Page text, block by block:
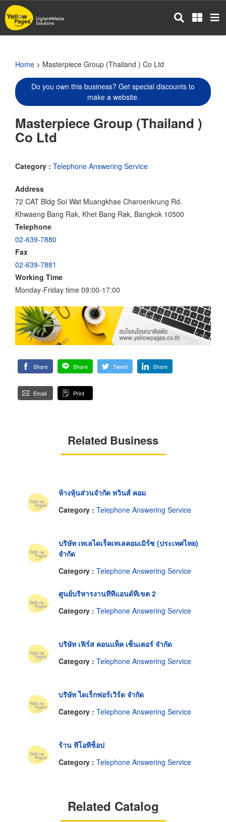
Skip
to
main
Home > Masterpiece Group (Thailand ) Co Ltd
Do you own this business? Get special discounts to
make a website.
Masterpiece Group (Thailand )
Co Ltd
Category : Telephone Answering Service
Address
72 CAT Bldg Soi Wat Muangkhae Charoenkrung Rd.
Khwaeng Bang Rak, Khet Bang Rak, Bangkok 10500
Telephone
02-639-7880
Fax
02-639-7881
Working Time
Monday-Friday time 09:00-17:00
Share Share Tweet Share
Email Print
Related Business
ห้างหุ้นส่วนจำกัด ทวินส์ คอม
Category : Telephone Answering Service
บริษัท เทเลไดเร็คเทเลคอมเมิร์ซ (ประเทศไทย)
จำกัด
Category : Telephone Answering Service
ศูนย์บริหารงานทีทีแอนด์ทีเขต 2
Category : Telephone Answering Service
บริษัท เฟิร์ส คอนแท็ค เซ็นเตอร์ จำกัด
Category : Telephone Answering Service
บริษัท ไดเร็กฟอร์เวิร์ด จำกัด
Category : Telephone Answering Service
ร้าน ทีโอทีช็อป
Category : Telephone Answering Service
Related Catalog